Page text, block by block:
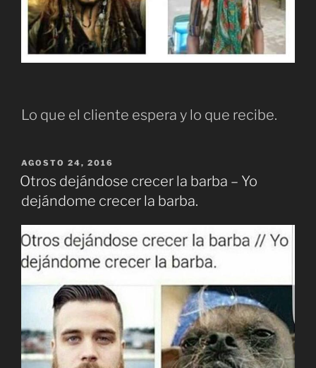
Lo que el cliente espera y lo que recibe.
PUBLICADO
EL
AGOSTO 24, 2016
Otros dejándose crecer la barba – Yo
dejándome crecer la barba.